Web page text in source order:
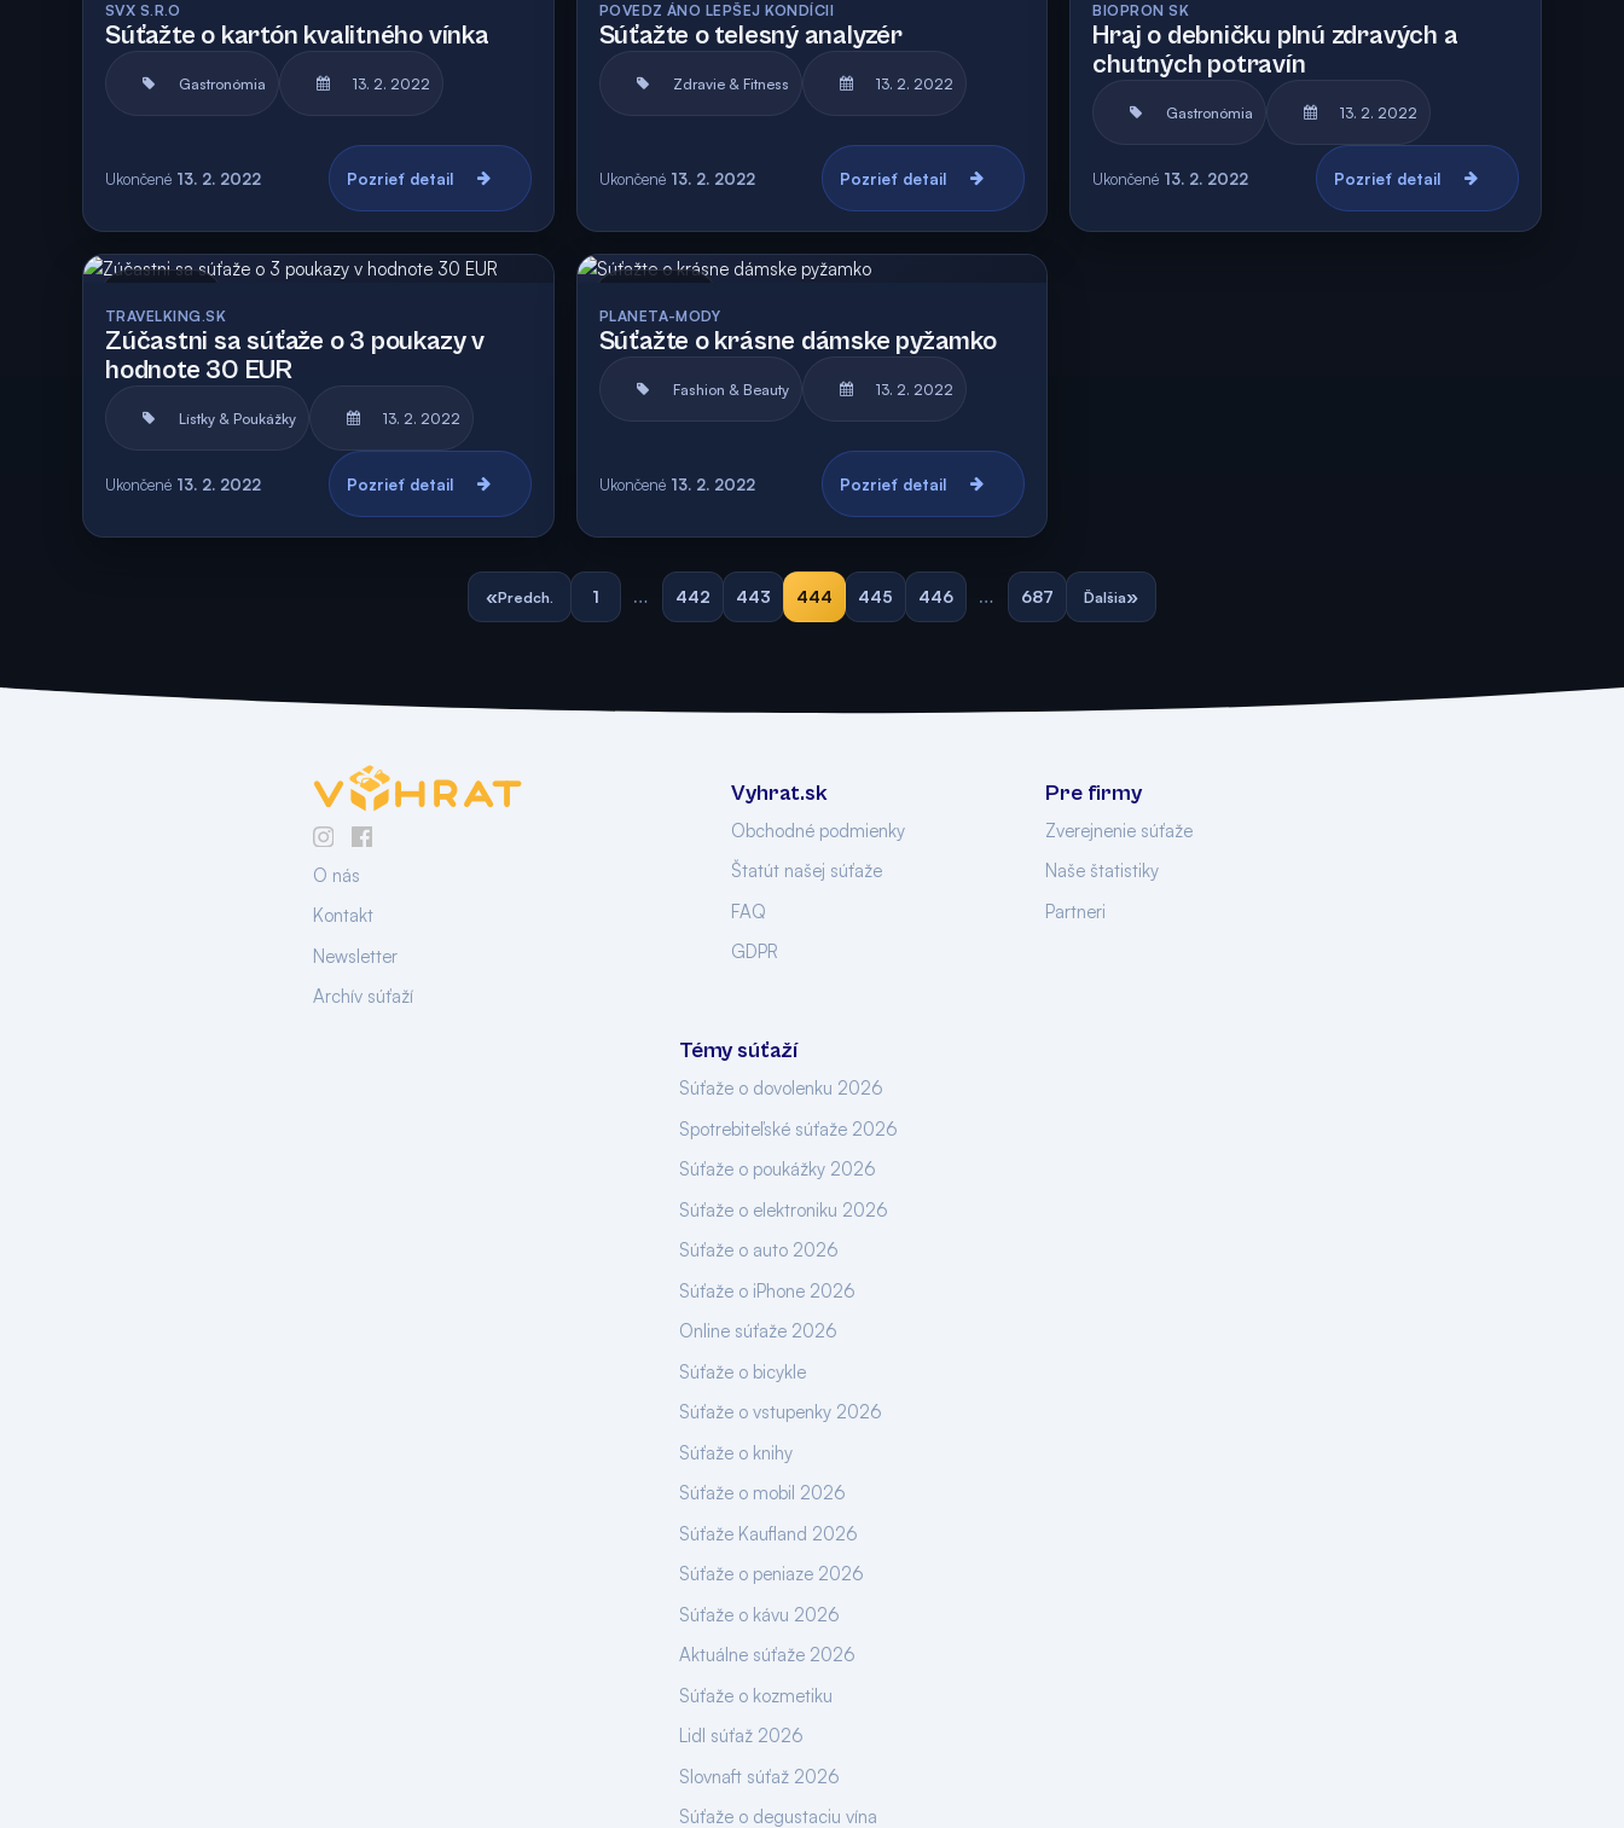
SVX S.R.O
Súťažte o kartón kvalitného vínka
Gastronómia 13. 2. 2022
Ukončené 13. 2. 2022 Pozrieť detail
POVEDZ ÁNO LEPŠEJ KONDÍCII
Súťažte o telesný analyzér
Zdravie & Fitness 13. 2. 2022
Ukončené 13. 2. 2022 Pozrieť detail
BIOPRON SK
Hraj o debničku plnú zdravých a
chutných potravín
Gastronómia 13. 2. 2022
Ukončené 13. 2. 2022 Pozrieť detail
TRAVELKING.SK
Zúčastni sa súťaže o 3 poukazy v
hodnote 30 EUR
Lístky & Poukážky 13. 2. 2022
Ukončené 13. 2. 2022 Pozrieť detail
PLANETA-MODY
Súťažte o krásne dámske pyžamko
Fashion & Beauty 13. 2. 2022
Ukončené 13. 2. 2022 Pozrieť detail
«Predch. 1 … 442 443 444 445 446 … 687 Ďalšia»
O nás
Kontakt
Newsletter
Archív súťaží
Vyhrat.sk
Obchodné podmienky
Štatút našej súťaže
FAQ
GDPR
Pre firmy
Zverejnenie súťaže
Naše štatistiky
Partneri
Témy súťaží
Súťaže o dovolenku 2026
Spotrebiteľské súťaže 2026
Súťaže o poukážky 2026
Súťaže o elektroniku 2026
Súťaže o auto 2026
Súťaže o iPhone 2026
Online súťaže 2026
Súťaže o bicykle
Súťaže o vstupenky 2026
Súťaže o knihy
Súťaže o mobil 2026
Súťaže Kaufland 2026
Súťaže o peniaze 2026
Súťaže o kávu 2026
Aktuálne súťaže 2026
Súťaže o kozmetiku
Lidl súťaž 2026
Slovnaft súťaž 2026
Súťaže o degustaciu vína